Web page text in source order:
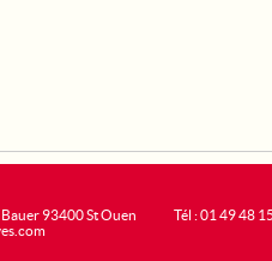
93400 St Ouen
Tél : 01 49 48